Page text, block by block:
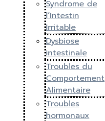
Syndrome de
l’Intestin
Irritable
Dysbiose
intestinale
Troubles du
Comportement
Alimentaire
Troubles
hormonaux